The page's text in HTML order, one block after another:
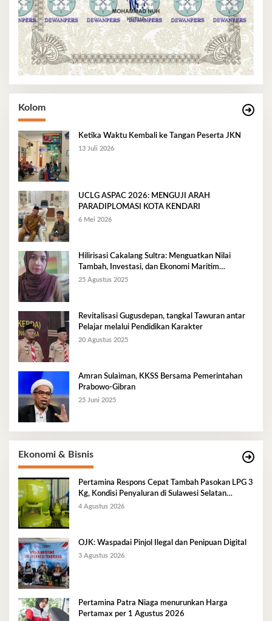
Kolom
Ketika Waktu Kembali ke Tangan Peserta JKN
13 Juli 2026
UCLG ASPAC 2026: MENGUJI ARAH
PARADIPLOMASI KOTA KENDARI
6 Mei 2026
Hilirisasi Cakalang Sultra: Menguatkan Nilai
Tambah, Investasi, dan Ekonomi Maritim
Berkelanjutan
25 Agustus 2025
Revitalisasi Gugusdepan, tangkal Tawuran antar
Pelajar melalui Pendidikan Karakter
20 Agustus 2025
Amran Sulaiman, KKSS Bersama Pemerintahan
Prabowo-Gibran
25 Juni 2025
Ekonomi & Bisnis
Pertamina Respons Cepat Tambah Pasokan LPG 3
Kg, Kondisi Penyaluran di Sulawesi Selatan
Berlangsung Kondusif
4 Agustus 2026
OJK: Waspadai Pinjol Ilegal dan Penipuan Digital
3 Agustus 2026
Pertamina Patra Niaga menurunkan Harga
Pertamax per 1 Agustus 2026